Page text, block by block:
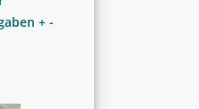
+ -